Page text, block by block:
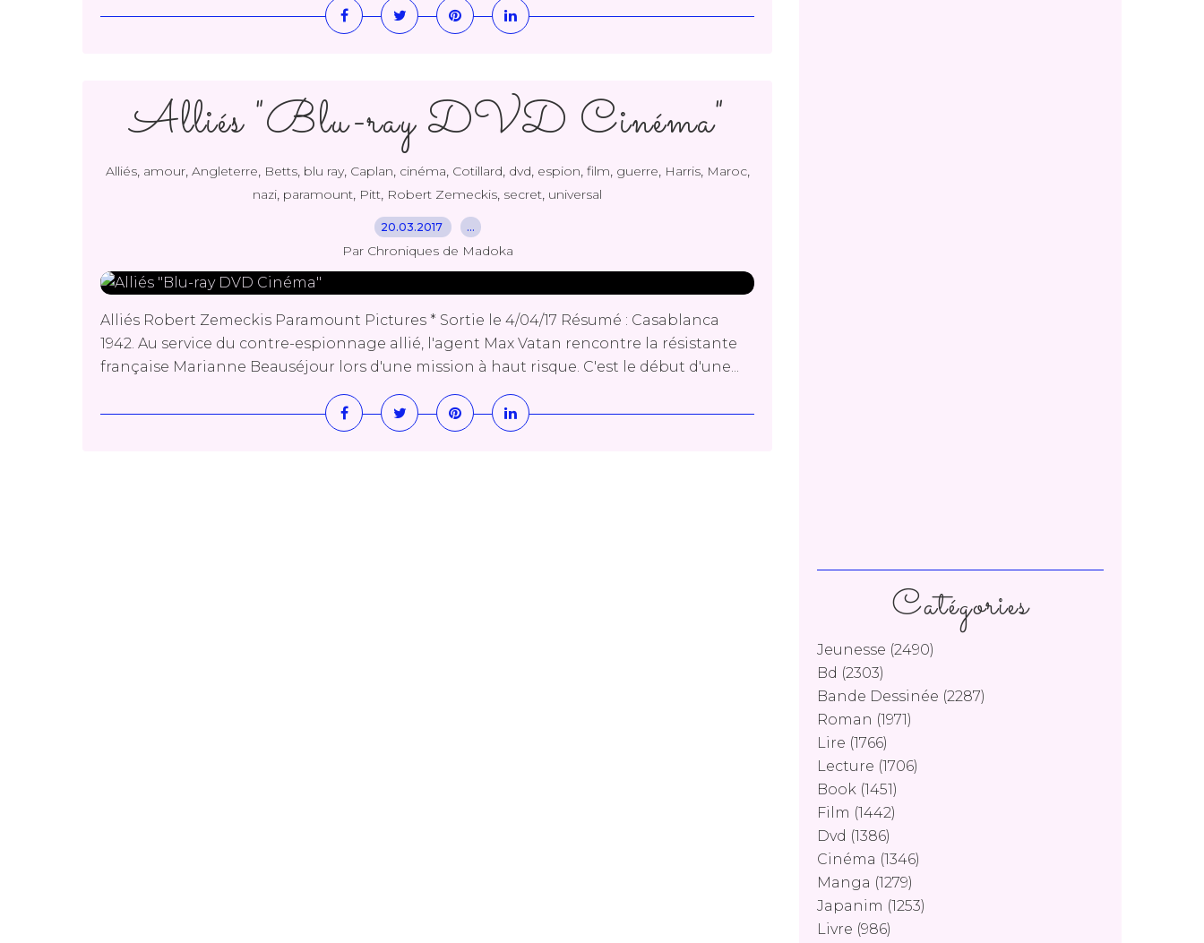
Alliés "Blu-ray DVD Cinéma"
Alliés, amour, Angleterre, Betts, blu ray, Caplan, cinéma, Cotillard, dvd, espion, film, guerre, Harris, Maroc,
nazi, paramount, Pitt, Robert Zemeckis, secret, universal
20.03.2017 …
Par Chroniques de Madoka
Alliés Robert Zemeckis Paramount Pictures * Sortie le 4/04/17 Résumé : Casablanca
1942. Au service du contre-espionnage allié, l'agent Max Vatan rencontre la résistante
française Marianne Beauséjour lors d'une mission à haut risque. C'est le début d'une...
Catégories
Jeunesse (2490)
Bd (2303)
Bande Dessinée (2287)
Roman (1971)
Lire (1766)
Lecture (1706)
Book (1451)
Film (1442)
Dvd (1386)
Cinéma (1346)
Manga (1279)
Japanim (1253)
Livre (986)